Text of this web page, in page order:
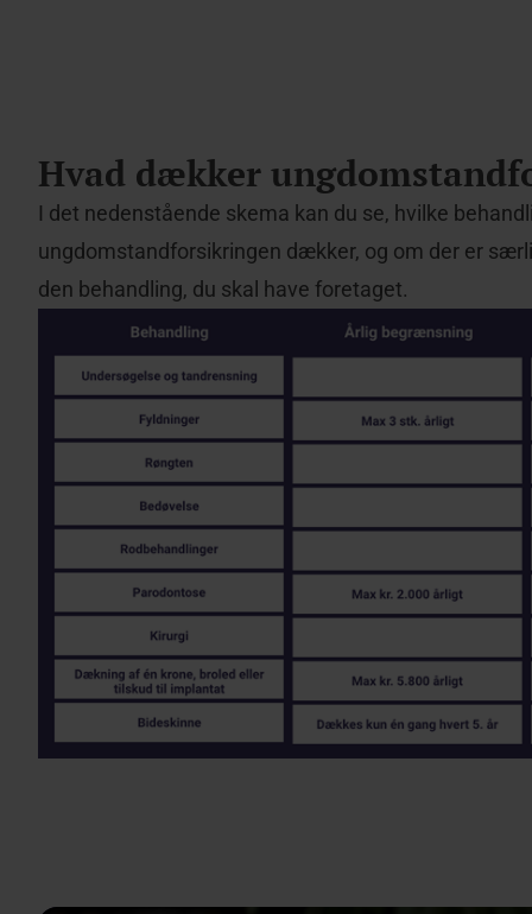
Hvad dækker
I det nedenstående skema kan du se, hvilke
ungdomstandforsikringen dækker, og om der er
den behandling, du skal have foretaget.